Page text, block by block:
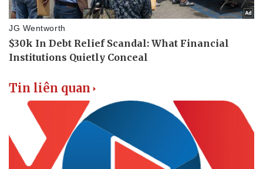
Pháp luật
Tin nóng
Tư vấn luật
Quân sự - Quốc phòng
Phân tích
Tin liên quan